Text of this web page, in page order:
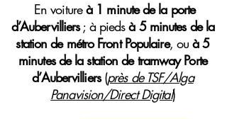
En voitureà 1 minute de la porte
d’Aubervilliers; à piedsà 5 minutes de la
station de métro Front Populaire, ouà 5
minutes de la station de tramway Porte
d’Aubervilliers(près de TSF/Alga
Panavision/Direct Digital)